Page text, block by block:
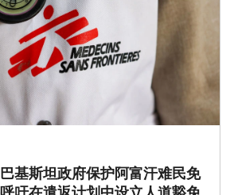
基斯坦政府保护阿富汗难民免